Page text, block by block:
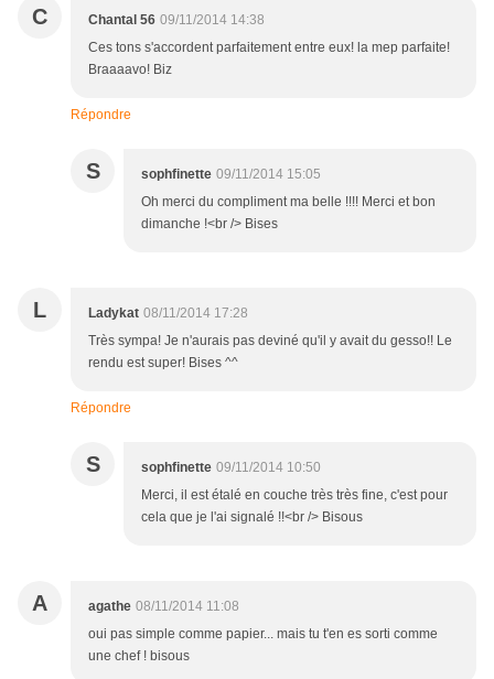
C Chantal 56 09/11/2014 14:38
Ces tons s'accordent parfaitement entre eux! la mep parfaite!
Braaaavo! Biz
Répondre
S sophfinette 09/11/2014 15:05
Oh merci du compliment ma belle !!!! Merci et bon
dimanche !<br /> Bises
L Ladykat 08/11/2014 17:28
Très sympa! Je n'aurais pas deviné qu'il y avait du gesso!! Le
rendu est super! Bises ^^
Répondre
S sophfinette 09/11/2014 10:50
Merci, il est étalé en couche très très fine, c'est pour
cela que je l'ai signalé !!<br /> Bisous
A agathe 08/11/2014 11:08
oui pas simple comme papier... mais tu t'en es sorti comme
une chef ! bisous